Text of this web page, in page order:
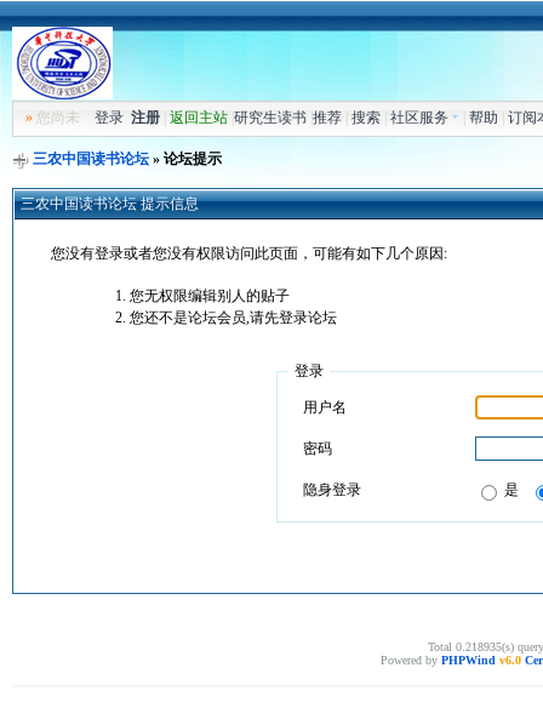
»您尚未 登录 注册| 返回主站| 研究生读书| 推荐| 搜索| 社区服务 帮助 订阅
三农中国读书论坛» 论坛提示
三农中国读书论坛 提示信息
您没有登录或者您没有权限访问此页面，可能有如下几个原因:
您无权限编辑别人的贴子
您还不是论坛会员,请先登录论坛
登录
用户名
密码
隐身登录 是
Total 0.218935(s)
Powered by PHPWind v6.0